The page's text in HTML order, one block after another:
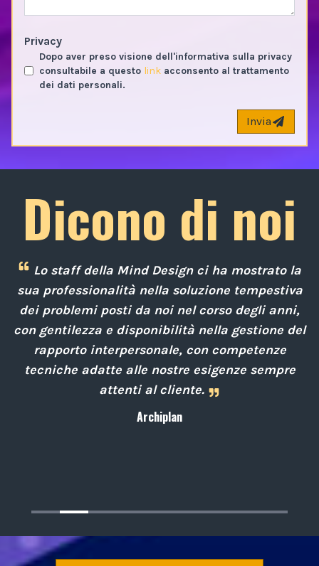
Privacy
Dopo aver preso visione dell'informativa sulla privacy
consultabile a questo link acconsento al trattamento
dei dati personali.
Invia
Dicono di noi
Lo staff della Mind Design ci ha mostrato la
sua professionalità nella soluzione tempestiva
dei problemi posti da noi nel corso degli anni,
con gentilezza e disponibilità nella gestione del
rapporto interpersonale, con competenze
tecniche adatte alle nostre esigenze sempre
attenti al cliente.
Archiplan